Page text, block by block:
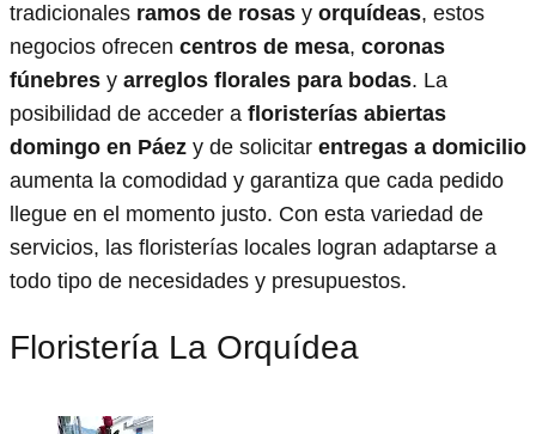
tradicionales ramos de rosas y orquídeas, estos
negocios ofrecen centros de mesa, coronas
fúnebres y arreglos florales para bodas. La
posibilidad de acceder a floristerías abiertas
domingo en Páez y de solicitar entregas a domicilio
aumenta la comodidad y garantiza que cada pedido
llegue en el momento justo. Con esta variedad de
servicios, las floristerías locales logran adaptarse a
todo tipo de necesidades y presupuestos.
Floristería La Orquídea